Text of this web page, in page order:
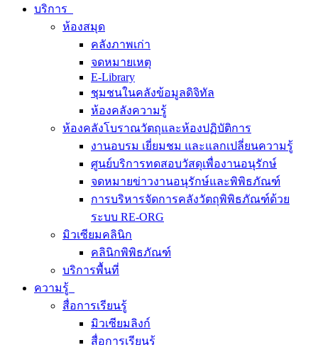
บริการ
ห้องสมุด
คลังภาพเก่า
จดหมายเหตุ
E-Library
ชุมชนในคลังข้อมูลดิจิทัล
ห้องคลังความรู้
ห้องคลังโบราณวัตถุและห้องปฏิบัติการ
งานอบรม เยี่ยมชม และแลกเปลี่ยนความรู้
ศูนย์บริการทดสอบวัสดุเพื่องานอนุรักษ์
จดหมายข่าวงานอนุรักษ์และพิพิธภัณฑ์
การบริหารจัดการคลังวัตถุพิพิธภัณฑ์ด้วย
ระบบ RE-ORG
มิวเซียมคลินิก
คลินิกพิพิธภัณฑ์
บริการพื้นที่
ความรู้
สื่อการเรียนรู้
มิวเซียมลิงก์
สื่อการเรียนรู้